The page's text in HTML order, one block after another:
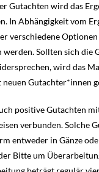
Gutachten wird das
In Abhängigkeit vom
verschiedene
Sollten sich die
wird das
Gutachter*innen
positive Gutachten
verbunden. Solche
entweder in Gänze
Bitte um